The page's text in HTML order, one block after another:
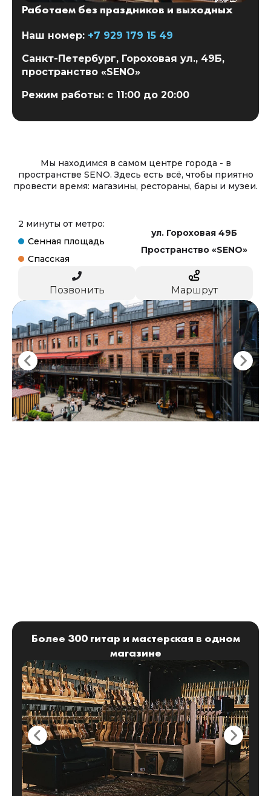
Работаем без праздников и выходных
Наш номер: +7 929 179 15 49
Санкт-Петербург, Гороховая ул., 49Б,
пространство «SENO»
Режим работы: с 11:00 до 20:00
Мы находимся в самом центре города - в
пространстве SENO. Здесь есть всё, чтобы приятно
провести время: магазины, рестораны, бары и музеи.
2 минуты от метро:
Cенная площадь
Спасская
ул. Гороховая 49Б
Пространство «SENO»
Позвонить Маршрут
Более 300 гитар и мастерская в одном
магазине